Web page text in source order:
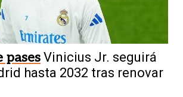
pases Vinicius Jr. seguirá
hasta 2032 tras renovar